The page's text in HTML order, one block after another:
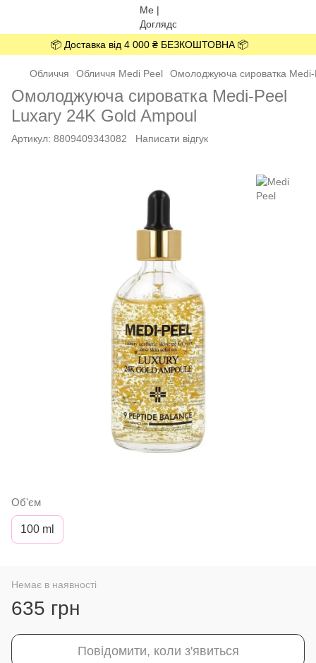
📦 Доставка від 4 000 ₴ БЕЗКОШТОВНА 📦
Обличчя Обличчя Medi Peel Омолоджуюча сироватка
Омолоджуюча сироватка Medi-Peel
Luxary 24K Gold Ampoul
Артикул: 8809409343082 Написати відгук
Об'єм
100 ml
Немає в наявності
635 грн
Повідомити, коли з'явиться